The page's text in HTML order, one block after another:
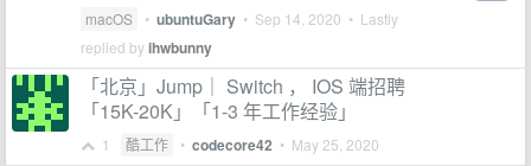
macOS • ubuntuGary • Sep 14, 2020 • Lastly
replied byihwbunny
「北京」Jump｜ Switch ， IOS 端招聘
「15K-20K」「1-3 年工作经验」
1 酷工作 • codecore42 • May 25, 2020